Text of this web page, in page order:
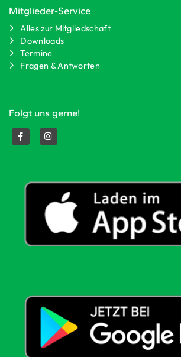
Mitglieder-Service
Alles zur Mitgliedschaft
Downloads
Termine
Fragen & Antworten
Folgt uns gerne!